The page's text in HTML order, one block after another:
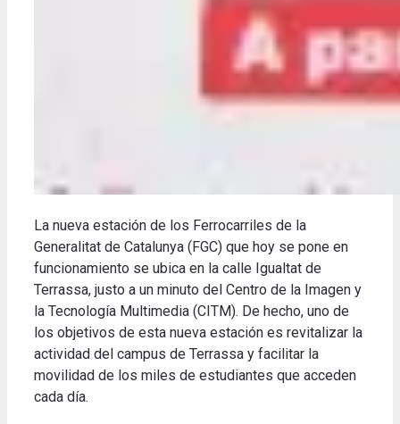
La nueva estación de los Ferrocarriles de la
Generalitat de Catalunya (FGC) que hoy se pone en
funcionamiento se ubica en la calle Igualtat de
Terrassa, justo a un minuto del Centro de la Imagen y
la Tecnología Multimedia (CITM). De hecho, uno de
los objetivos de esta nueva estación es revitalizar la
actividad del campus de Terrassa y facilitar la
movilidad de los miles de estudiantes que acceden
cada día.